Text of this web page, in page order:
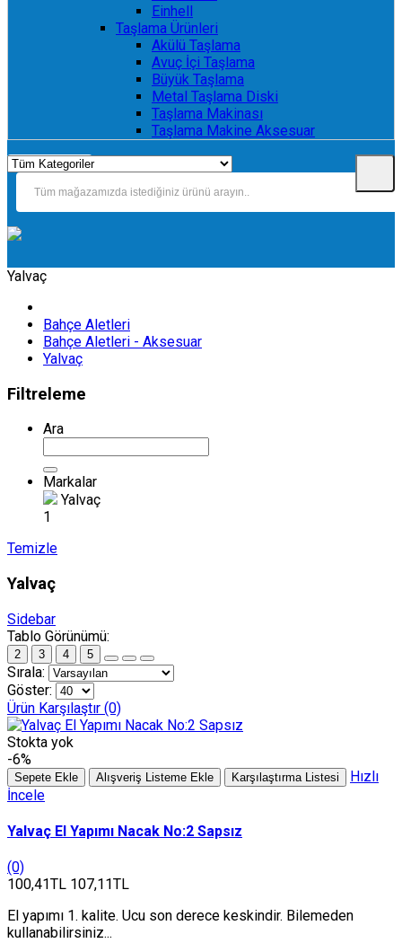
Einhell
Taşlama Ürünleri
Akülü Taşlama
Avuç İçi Taşlama
Büyük Taşlama
Metal Taşlama Diski
Taşlama Makinası
Taşlama Makine Aksesuar
Yalvaç
Bahçe Aletleri
Bahçe Aletleri - Aksesuar
Yalvaç
Filtreleme
Ara
Markalar
Yalvaç
1
Temizle
Yalvaç
Sidebar
Tablo Görünümü:
2 3 4 5
Sırala:
Göster:
Ürün Karşılaştır (0)
Stokta yok
-6%
Sepete Ekle Alışveriş Listeme Ekle Karşılaştırma Listesi
Hızlı
İncele
Yalvaç El Yapımı Nacak No:2 Sapsız
(0)
100,41TL 107,11TL
El yapımı 1. kalite. Ucu son derece keskindir. Bilemeden
kullanabilirsiniz...